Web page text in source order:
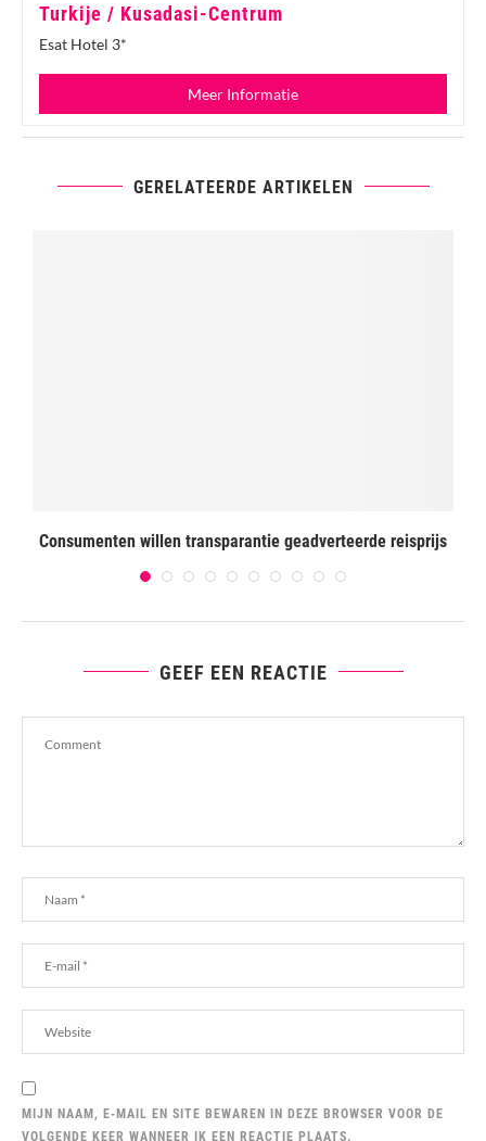
Turkije / Kusadasi-Centrum
Esat Hotel 3*
Meer Informatie
GERELATEERDE ARTIKELEN
Consumenten willen transparantie geadverteerde reisprijs
GEEF EEN REACTIE
MIJN NAAM, E-MAIL EN SITE BEWAREN IN DEZE BROWSER VOOR DE
VOLGENDE KEER WANNEER IK EEN REACTIE PLAATS.